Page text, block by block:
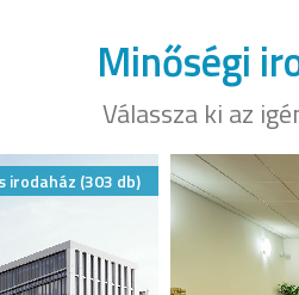
Minőségi
Válassza ki az
irodaház (303 db)